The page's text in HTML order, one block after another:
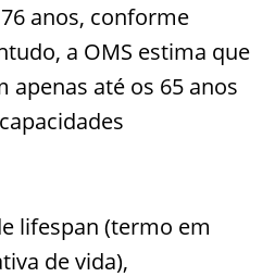
anos, conforme
a OMS estima que
apenas até os 65 anos
lifespan (termo em
de vida),